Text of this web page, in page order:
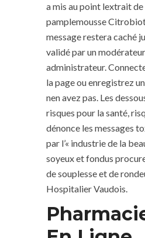
a mis au point lextrait de
pamplemousse
message restera caché
validé par un
administrateur.
la page ou enregistrez
nen avez pas. Les
risques pour la santé,
dénonce les messages
par l’« industrie de la
soyeux et fondus
de souplesse et de
Hospitalier Vaudois.